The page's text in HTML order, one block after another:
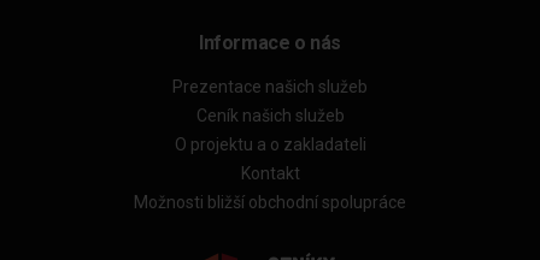
Informace o nás
Prezentace našich služeb
Ceník našich služeb
O projektu a o zakladateli
Kontakt
Možnosti bližší obchodní spolupráce